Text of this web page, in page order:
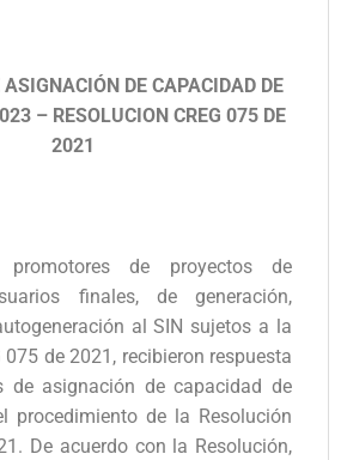
ASIGNACIÓN DE CAPACIDAD DE
– RESOLUCION CREG 075 DE
2021
promotores de proyectos de
finales, de generación,
al SIN sujetos a la
075 de 2021, recibieron respuesta
de asignación de capacidad de
procedimiento de la Resolución
De acuerdo con la Resolución,